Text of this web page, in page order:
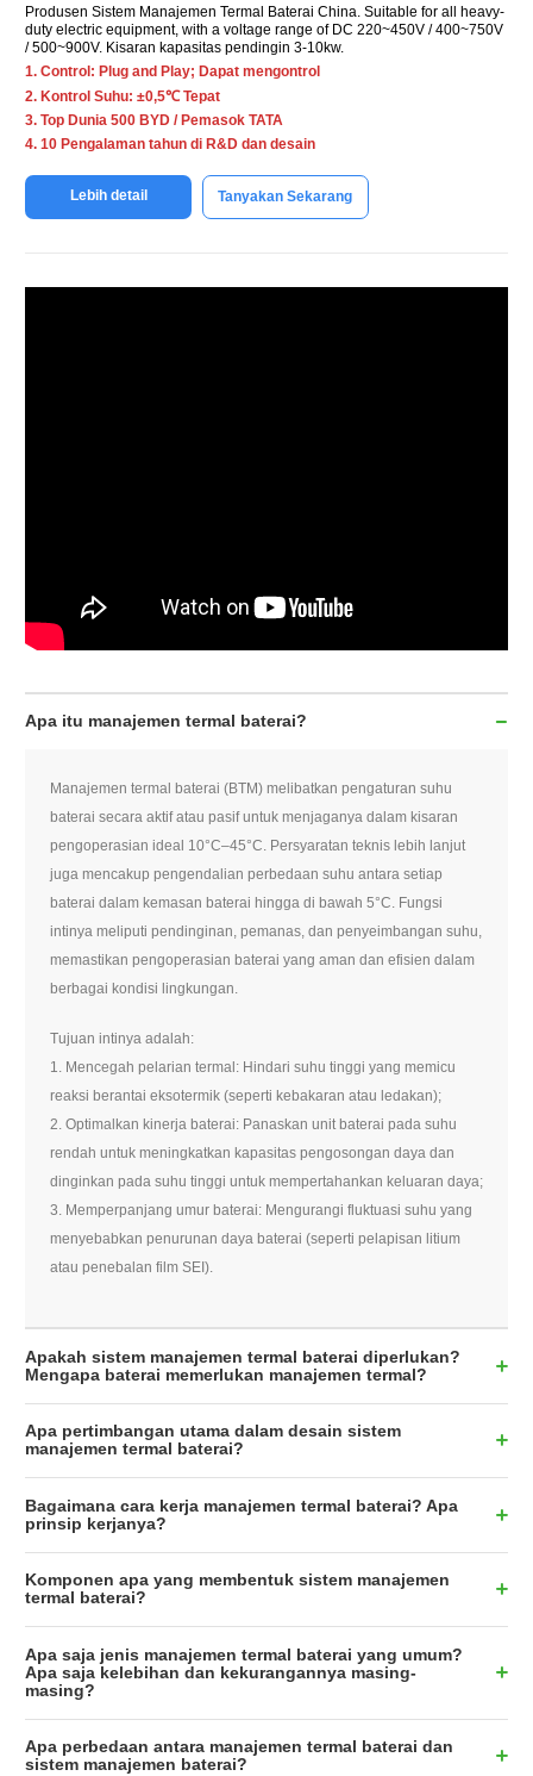
Produsen Sistem Manajemen Termal Baterai China. Suitable for all heavy-
duty electric equipment, with a voltage range of DC 220~450V / 400~750V
/ 500~900V. Kisaran kapasitas pendingin 3-10kw.
1. Control : Plug and Play; Dapat mengontrol
2. Kontrol Suhu: ±0,5℃ Tepat
3. Top Dunia 500 BYD / Pemasok TATA
4. 10 Pengalaman tahun di R&D dan desain
Lebih detail Tanyakan Sekarang
Apa itu manajemen termal baterai?
Manajemen termal baterai (BTM) melibatkan pengaturan suhu
baterai secara aktif atau pasif untuk menjaganya dalam kisaran
pengoperasian ideal 10°C–45°C. Persyaratan teknis lebih lanjut
juga mencakup pengendalian perbedaan suhu antara setiap
baterai dalam kemasan baterai hingga di bawah 5°C. Fungsi
intinya meliputi pendinginan, pemanas, dan penyeimbangan suhu,
memastikan pengoperasian baterai yang aman dan efisien dalam
berbagai kondisi lingkungan.
Tujuan intinya adalah:
1. Mencegah pelarian termal: Hindari suhu tinggi yang memicu
reaksi berantai eksotermik (seperti kebakaran atau ledakan);
2. Optimalkan kinerja baterai: Panaskan unit baterai pada suhu
rendah untuk meningkatkan kapasitas pengosongan daya dan
dinginkan pada suhu tinggi untuk mempertahankan keluaran daya;
3. Memperpanjang umur baterai: Mengurangi fluktuasi suhu yang
menyebabkan penurunan daya baterai (seperti pelapisan litium
atau penebalan film SEI).
Apakah sistem manajemen termal baterai diperlukan?
Mengapa baterai memerlukan manajemen termal?
Apa pertimbangan utama dalam desain sistem
manajemen termal baterai?
Bagaimana cara kerja manajemen termal baterai? Apa
prinsip kerjanya?
Komponen apa yang membentuk sistem manajemen
termal baterai?
Apa saja jenis manajemen termal baterai yang umum?
Apa saja kelebihan dan kekurangannya masing-
masing?
Apa perbedaan antara manajemen termal baterai dan
sistem manajemen baterai?